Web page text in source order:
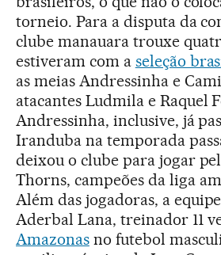
torneio. Para a disputa da
clube manauara trouxe
estiveram com a seleção
as meias Andressinha e
atacantes Ludmila e Raquel
Andressinha, inclusive, já
Iranduba na temporada
deixou o clube para jogar
Thorns, campeões da liga
Além das jogadoras, a
Aderbal Lana, treinador 11
Amazonasno futebol